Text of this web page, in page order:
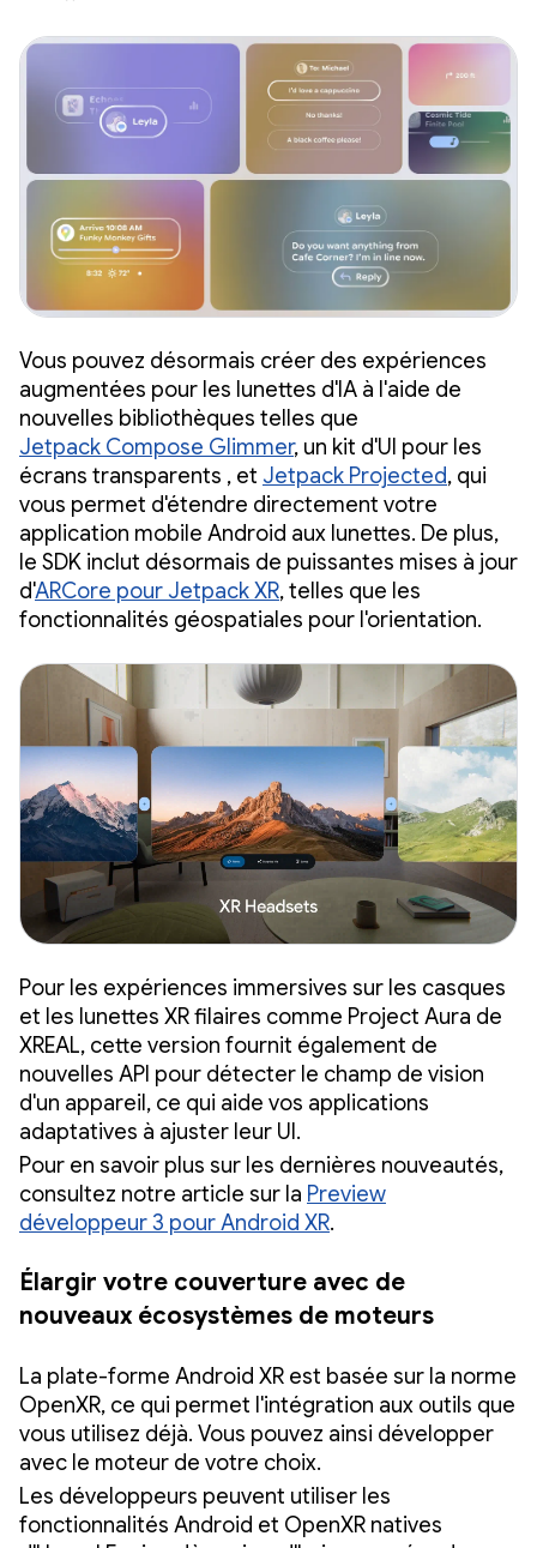
Vous pouvez désormais créer des expériences
augmentées pour les lunettes d'IA à l'aide de
nouvelles bibliothèques telles que
Jetpack Compose Glimmer, un kit d'UI pour les
écrans transparents , et Jetpack Projected, qui
vous permet d'étendre directement votre
application mobile Android aux lunettes. De plus,
le SDK inclut désormais de puissantes mises à jour
d'ARCore pour Jetpack XR, telles que les
fonctionnalités géospatiales pour l'orientation.
Pour les expériences immersives sur les casques
et les lunettes XR filaires comme Project Aura de
XREAL, cette version fournit également de
nouvelles API pour détecter le champ de vision
d'un appareil, ce qui aide vos applications
adaptatives à ajuster leur UI.
Pour en savoir plus sur les dernières nouveautés,
consultez notre article sur la Preview
développeur 3 pour Android XR.
Élargir votre couverture avec de
nouveaux écosystèmes de moteurs
La plate-forme Android XR est basée sur la norme
OpenXR, ce qui permet l'intégration aux outils que
vous utilisez déjà. Vous pouvez ainsi développer
avec le moteur de votre choix.
Les développeurs peuvent utiliser les
fonctionnalités Android et OpenXR natives